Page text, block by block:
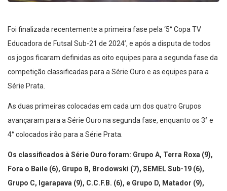
Foi finalizada recentemente a primeira fase pela ‘5° Copa TV
Educadora de Futsal Sub-21 de 2024’, e após a disputa de todos
os jogos ficaram definidas as oito equipes para a segunda fase da
competição classificadas para a Série Ouro e as equipes para a
Série Prata.
As duas primeiras colocadas em cada um dos quatro Grupos
avançaram para a Série Ouro na segunda fase, enquanto os 3° e
4° colocados irão para a Série Prata.
Os classificados à Série Ouro foram: Grupo A, Terra Roxa (9),
Fora o Baile (6), Grupo B, Brodowski (7), SEMEL Sub-19 (6),
Grupo C, Igarapava (9), C.C.F.B. (6), e Grupo D, Matador (9),